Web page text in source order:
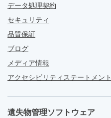
データ処理契約
セキュリティ
品質保証
ブログ
メディア情報
アクセシビリティステートメント
遺失物管理ソフトウェア